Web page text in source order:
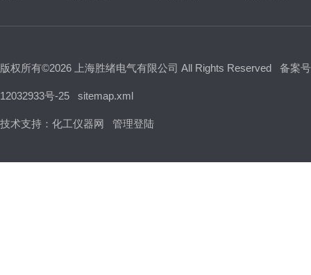
版权所有©2026 上海胜绪电气有限公司 All Rights Reserved 备案
12032933号-25 sitemap.xml
技术支持： 化工仪器网 管理登陆